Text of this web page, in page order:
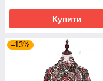
Купити
–13%